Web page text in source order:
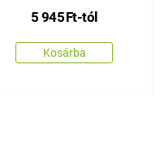
5 945Ft-tól
Kosárba